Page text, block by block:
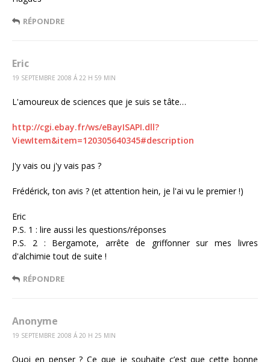
RÉPONDRE
Eric
19 SEPTEMBRE 2008 Á 22 H 59 MIN
L'amoureux de sciences que je suis se tâte…
http://cgi.ebay.fr/ws/eBayISAPI.dll?
ViewItem&item=120305640345#description
J'y vais ou j'y vais pas ?
Frédérick, ton avis ? (et attention hein, je l'ai vu le premier !)
Eric
P.S. 1 : lire aussi les questions/réponses
P.S. 2 : Bergamote, arrête de griffonner sur mes livres
d'alchimie tout de suite !
RÉPONDRE
Anonyme
19 SEPTEMBRE 2008 Á 20 H 25 MIN
Quoi en penser ? Ce que je souhaite c’est que cette bonne